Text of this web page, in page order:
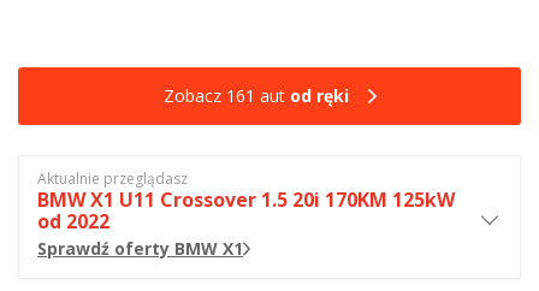
Zobacz 161 aut od ręki
Aktualnie przeglądasz
BMW X1 U11 Crossover 1.5 20i 170KM 125kW
od 2022
Sprawdź oferty BMW X1